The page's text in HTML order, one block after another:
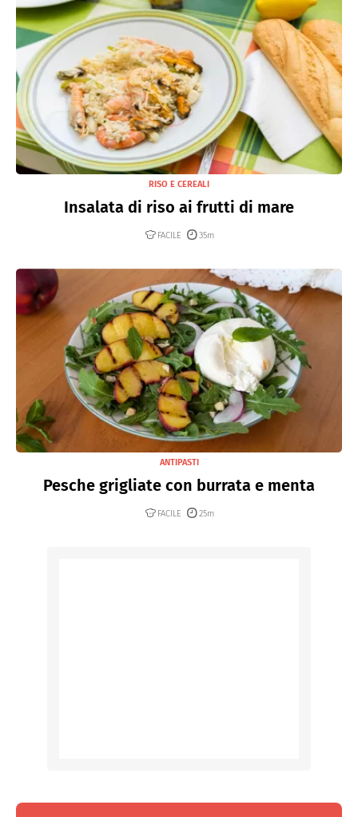
RISO E CEREALI
Insalata di riso ai frutti di mare
FACILE 35m
ANTIPASTI
Pesche grigliate con burrata e menta
FACILE 25m